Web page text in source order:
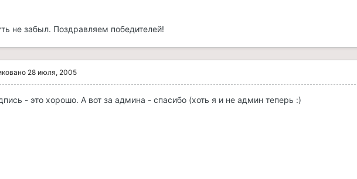
не забыл. Поздравляем победителей!
28 июля, 2005
- это хорошо. А вот за админа - спасибо (хоть я и не админ теперь :)